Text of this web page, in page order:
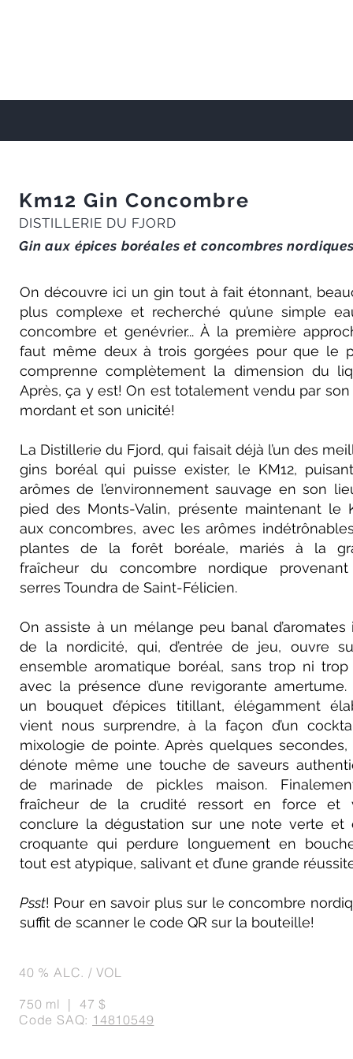
Km12 Gin Concombre
DISTILLERIE DU FJORD
Gin aux épices boréales et concombres
On découvre ici un gin tout à fait étonnant,
plus complexe et recherché qu’une simple
concombre et genévrier... À la première
faut même deux à trois gorgées pour que le
comprenne complètement la dimension du
Après, ça y est! On est totalement vendu par
mordant et son unicité!
La Distillerie du Fjord, qui faisait déjà l’un des
gins boréal qui puisse exister, le KM12,
arômes de l’environnement sauvage en son
pied des Monts-Valin, présente maintenant le
aux concombres, avec les arômes
plantes de la forêt boréale, mariés à la
fraîcheur du concombre nordique
serres Toundra de Saint-Félicien.
On assiste à un mélange peu banal d’aromates
de la nordicité, qui, d’entrée de jeu, ouvre
ensemble aromatique boréal, sans trop ni trop
avec la présence d’une revigorante amertume.
un bouquet d’épices titillant, élégamment
vient nous surprendre, à la façon d’un
mixologie de pointe. Après quelques
dénote même une touche de saveurs
de marinade de pickles maison.
fraîcheur de la crudité ressort en force et
conclure la dégustation sur une note verte et
croquante qui perdure longuement en
tout est atypique, salivant et d’une grande
Psst! Pour en savoir plus sur le concombre
suffit de scanner le code QR sur la bouteille!
40 % ALC. / VOL
750 ml | 47 $
Code SAQ: 14810549